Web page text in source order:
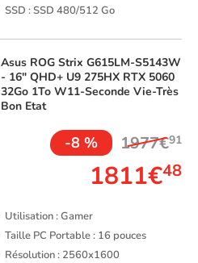
SSD : SSD 480/512 Go
Asus ROG Strix G615LM-S5143W
- 16" QHD+ U9 275HX RTX 5060
32Go 1To W11-Seconde Vie-Très
Bon Etat
-8 % 1977€91
1811€48
Utilisation : Gamer
Taille PC Portable : 16 pouces
Résolution : 2560x1600